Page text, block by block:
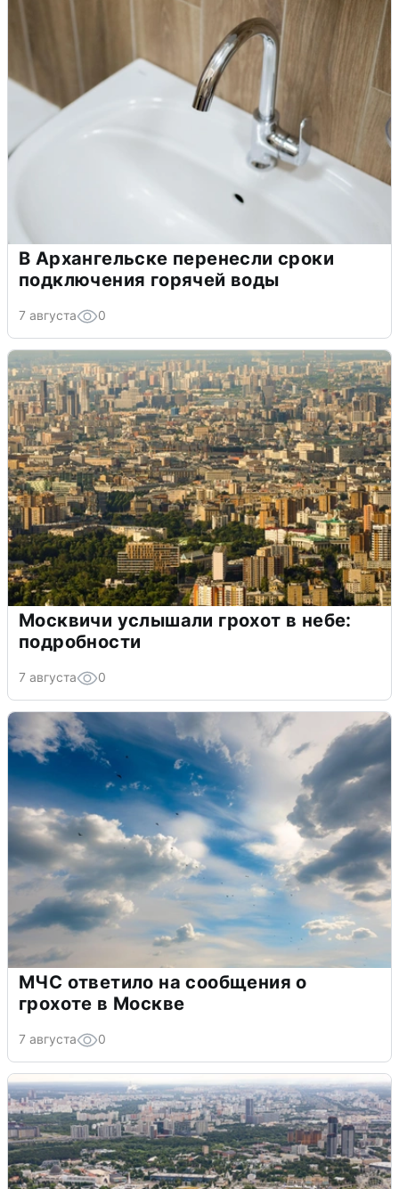
В Архангельске перенесли сроки
подключения горячей воды
7 августа 0
Москвичи услышали грохот в небе:
подробности
7 августа 0
МЧС ответило на сообщения о
грохоте в Москве
7 августа 0